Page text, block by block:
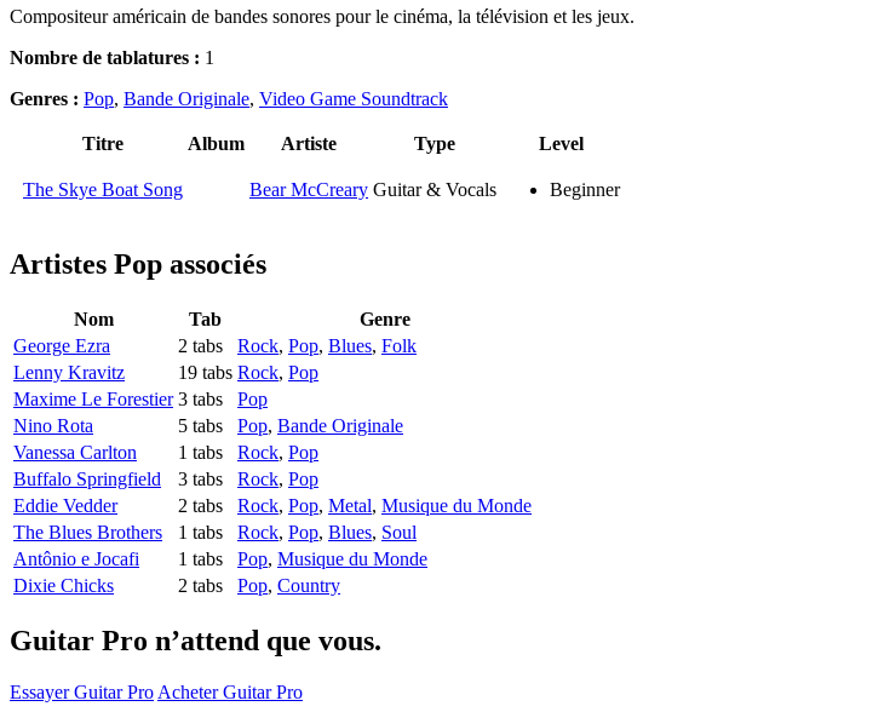
Compositeur américain de bandes sonores pour le cinéma, la télévision et les jeux.
Nombre de tablatures : 1
Genres : Pop, Bande Originale, Video Game Soundtrack
Titre Album Artiste Type Level
The Skye Boat Song Bear McCreary Guitar & Vocals Beginner
Artistes Pop associés
Nom Tab
Genre
George Ezra
2 tabs Rock, Pop, Blues, Folk
Lenny Kravitz
19 tabs Rock, Pop
Maxime Le Forestier 3 tabs
Pop
Nino Rota
5 tabs Pop, Bande Originale
Vanessa Carlton
1 tabs Rock, Pop
Buffalo Springfield
3 tabs Rock, Pop
Eddie Vedder
2 tabs Rock, Pop, Metal, Musique du Monde
The Blues Brothers
1 tabs Rock, Pop, Blues, Soul
Antônio e Jocafi
1 tabs Pop, Musique du Monde
Dixie Chicks
2 tabs Pop, Country
Guitar Pro n’attend que vous.
Essayer Guitar Pro Acheter Guitar Pro